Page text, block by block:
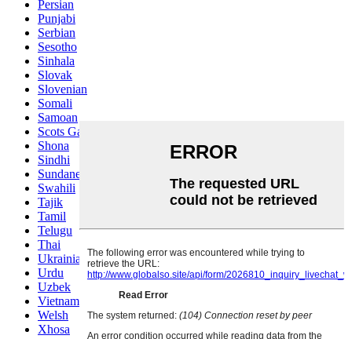
Persian
Punjabi
Serbian
Sesotho
Sinhala
Slovak
Slovenian
Somali
Samoan
Scots Gaelic
Shona
Sindhi
Sundanese
Swahili
Tajik
Tamil
Telugu
Thai
Ukrainian
Urdu
Uzbek
Vietnamese
Welsh
Xhosa